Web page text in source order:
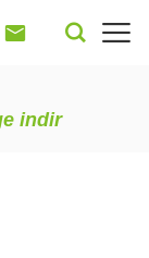
  
indir